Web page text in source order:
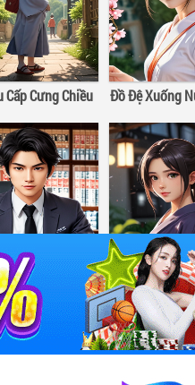
Cấp Cưng Chiều
Ta Ở Hiện Đại Làm Đại Boss Bệnh